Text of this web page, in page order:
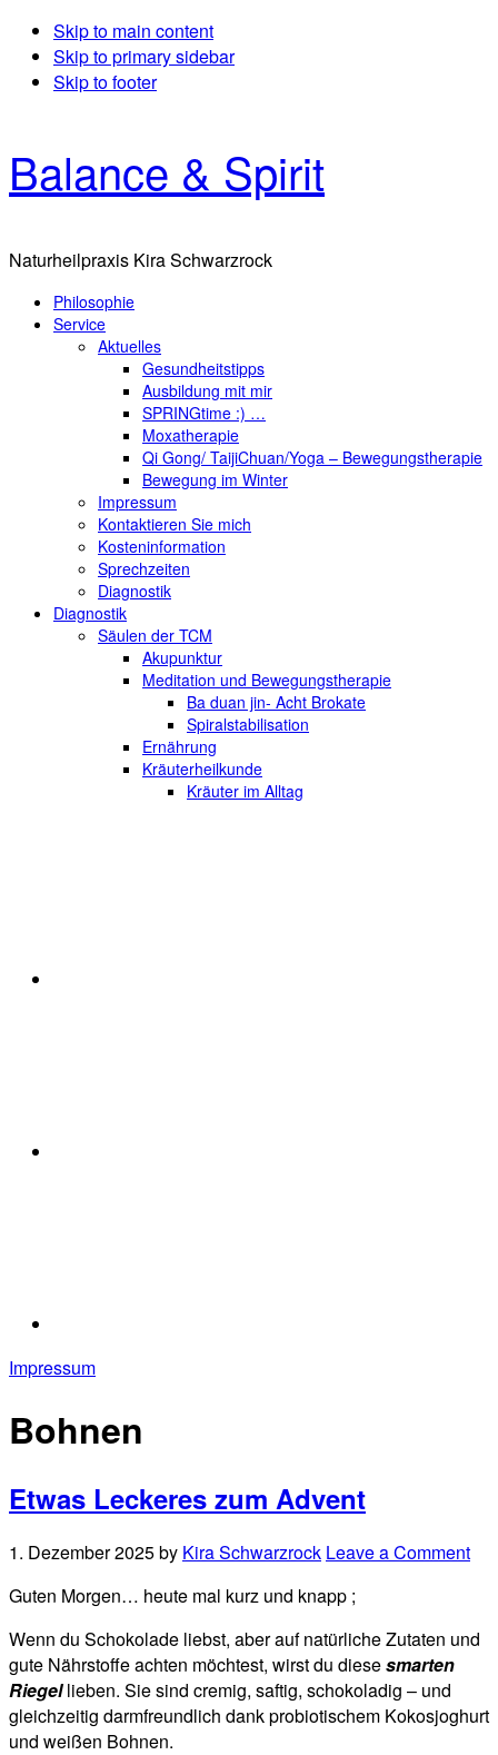
Skip to main content
Skip to primary sidebar
Skip to footer
Balance & Spirit
Naturheilpraxis Kira Schwarzrock
Philosophie
Service
Aktuelles
Gesundheitstipps
Ausbildung mit mir
SPRINGtime :) …
Moxatherapie
Qi Gong/ TaijiChuan/Yoga – Bewegungstherapie
Bewegung im Winter
Impressum
Kontaktieren Sie mich
Kosteninformation
Sprechzeiten
Diagnostik
Diagnostik
Säulen der TCM
Akupunktur
Meditation und Bewegungstherapie
Ba duan jin- Acht Brokate
Spiralstabilisation
Ernährung
Kräuterheilkunde
Kräuter im Alltag
Impressum
Bohnen
Etwas Leckeres zum Advent
1. Dezember 2025by Kira Schwarzrock Leave a Comment
Guten Morgen… heute mal kurz und knapp ;
Wenn du Schokolade liebst, aber auf natürliche Zutaten und
gute Nährstoffe achten möchtest, wirst du diesesmarten
Riegel lieben. Sie sind cremig, saftig, schokoladig – und
gleichzeitig darmfreundlich dank probiotischem Kokosjoghurt
und weißen Bohnen.